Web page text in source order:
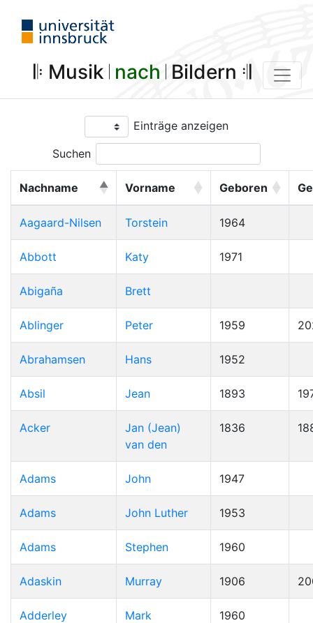
𝄆 Musik 𝄀 nach 𝄀 Bildern 𝄇
Einträge anzeigen
Suchen
Nachname Vorname Geboren
Aagaard-Nilsen Torstein 1964
Abbott Katy 1971
Abigaña Brett
Ablinger Peter 1959
Abrahamsen Hans 1952
Absil Jean 1893
Acker
Jan (Jean)
van den
1836
Adams John 1947
Adams John Luther 1953
Adams Stephen 1960
Adaskin Murray 1906
Adderley Mark 1960